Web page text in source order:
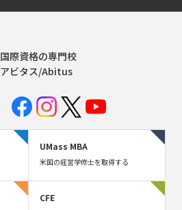
国際資格の専門校
アビタス/Abitus
UMass MBA
米国の経営学修士を取得する
CFE